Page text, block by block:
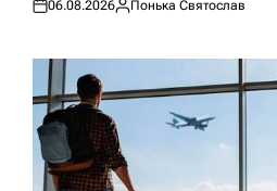
Оприлюднено
06.08.2026
Опубліковано
Понька Святослав